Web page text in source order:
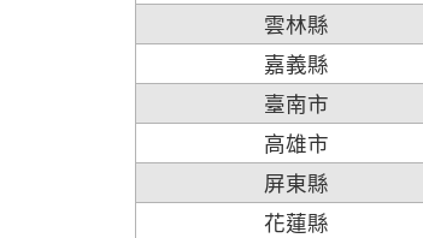
雲林縣
嘉義縣
臺南市
高雄市
屏東縣
花蓮縣